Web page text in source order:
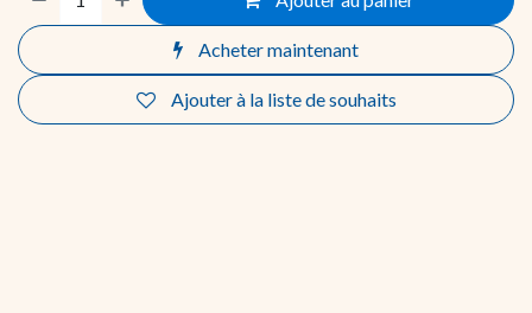
Acheter maintenant
Ajouter à la liste de souhaits